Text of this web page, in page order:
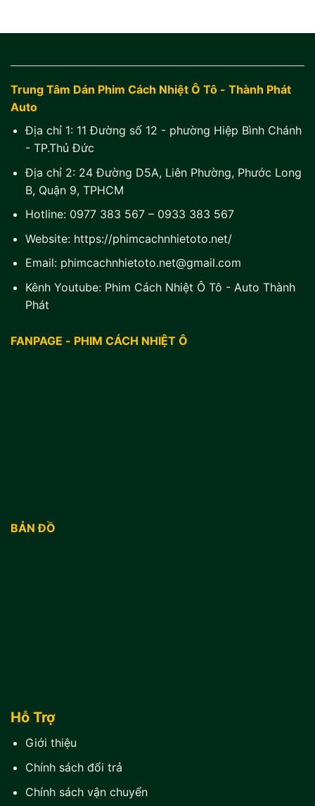
Trung Tâm Dán Phim Cách Nhiệt Ô Tô - Thành Phát
Auto
Địa chỉ 1: 11 Đường số 12 - phường Hiệp Bình Chánh
- TP.Thủ Đức
Địa chỉ 2: 24 Đường D5A, Liên Phường, Phước Long
B, Quận 9, TPHCM
Hotline: 0977 383 567– 0933 383 567
Website: https://phimcachnhietoto.net/
Email: phimcachnhietoto.net@gmail.com
Kênh Youtube: Phim Cách Nhiệt Ô Tô - Auto Thành
Phát
FANPAGE - PHIM CÁCH NHIỆT Ô
BẢN ĐỒ
Hỗ Trợ
Giới thiệu
Chính sách đổi trả
Chính sách vận chuyển